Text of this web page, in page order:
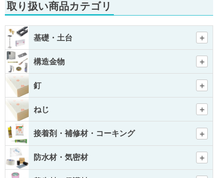
取り扱い商品カテゴリ
基礎・土台
構造金物
釘
ねじ
接着剤・補修材・コーキング
防水材・気密材